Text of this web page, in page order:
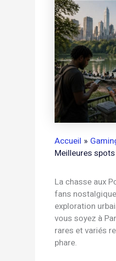
Accueil
Meilleures
La chasse aux
fans
exploration
vous soyez à
rares et variés
phare.